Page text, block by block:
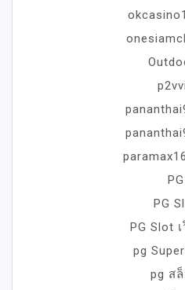
PG
PG
PG Slot
pg
pg ส